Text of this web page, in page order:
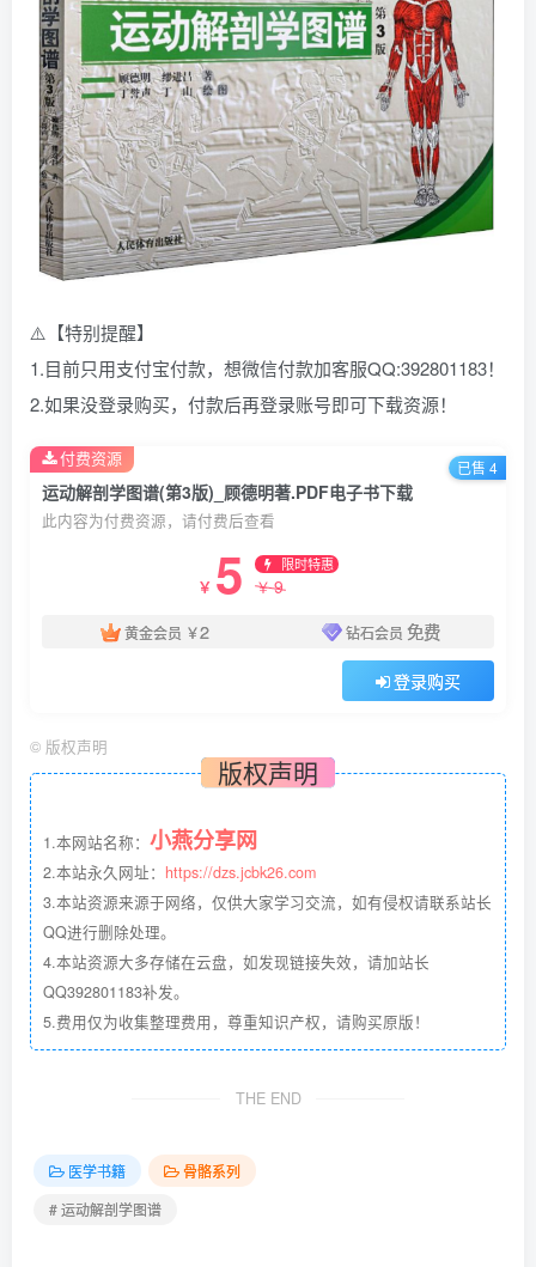
⚠️【特别提醒】
1.目前只用支付宝付款，想微信付款加客服QQ:392801183！
2.如果没登录购买，付款后再登录账号即可下载资源！
运动解剖学图谱(第3版)_顾德明著.PDF电子书下载
此内容为付费资源，请付费后查看
￥ 5 限时特惠
￥9
黄金会员 ￥2 钻石会员 免费
登录购买
付费资源 已售 4
© 版权声明
版权声明
1.本网站名称： 小燕分享网
2.本站永久网址： https://dzs.jcbk26.com
3.本站资源来源于网络，仅供大家学习交流，如有侵权请联系站长
QQ进行删除处理。
4.本站资源大多存储在云盘，如发现链接失效，请加站长
QQ392801183补发。
5.费用仅为收集整理费用，尊重知识产权，请购买原版！
THE END
医学书籍
骨骼系列
# 运动解剖学图谱